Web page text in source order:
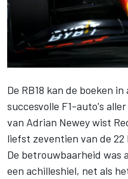
De RB18 kan de boeken
succesvolle F1-auto's
van Adrian Newey wist
liefst zeventien van de
De betrouwbaarheid was
een achilleshiel, net als